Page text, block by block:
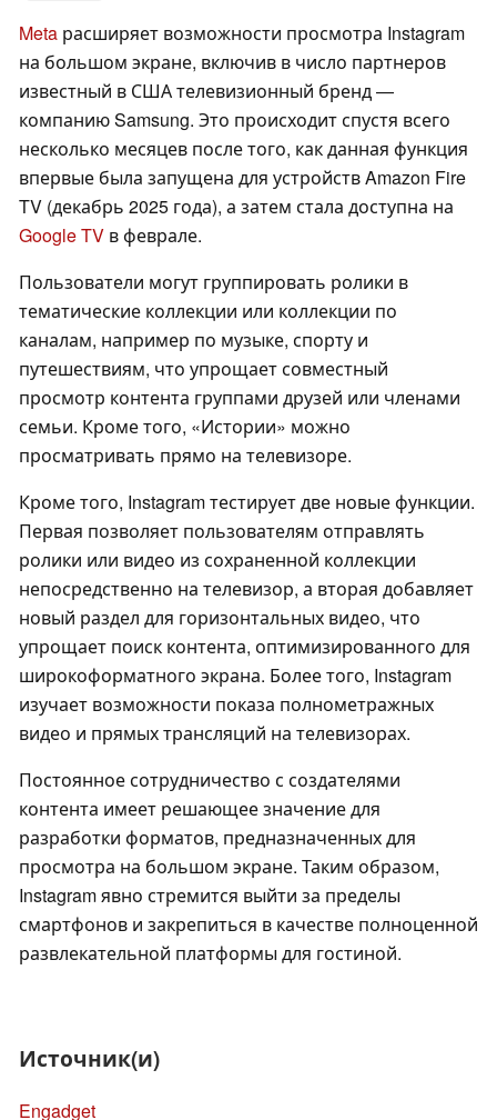
Meta расширяет возможности просмотра Instagram
на большом экране, включив в число партнеров
известный в США телевизионный бренд —
компанию Samsung. Это происходит спустя всего
несколько месяцев после того, как данная функция
впервые была запущена для устройств Amazon Fire
TV (декабрь 2025 года), а затем стала доступна на
Google TV в феврале.
Пользователи могут группировать ролики в
тематические коллекции или коллекции по
каналам, например по музыке, спорту и
путешествиям, что упрощает совместный
просмотр контента группами друзей или членами
семьи. Кроме того, «Истории» можно
просматривать прямо на телевизоре.
Кроме того, Instagram тестирует две новые функции.
Первая позволяет пользователям отправлять
ролики или видео из сохраненной коллекции
непосредственно на телевизор, а вторая добавляет
новый раздел для горизонтальных видео, что
упрощает поиск контента, оптимизированного для
широкоформатного экрана. Более того, Instagram
изучает возможности показа полнометражных
видео и прямых трансляций на телевизорах.
Постоянное сотрудничество с создателями
контента имеет решающее значение для
разработки форматов, предназначенных для
просмотра на большом экране. Таким образом,
Instagram явно стремится выйти за пределы
смартфонов и закрепиться в качестве полноценной
развлекательной платформы для гостиной.
Источник(и)
Engadget